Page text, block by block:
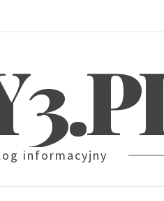
informacyjny